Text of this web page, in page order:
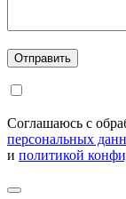
Соглашаюсь с
персональных
и политикой